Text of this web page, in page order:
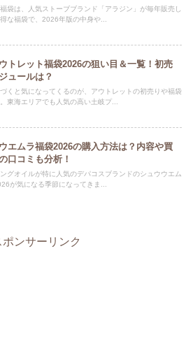
袋は、人気ストーブブランド「アラジン」が毎年販売し
な福袋で、2026年版の中身や...
トレット福袋2026の狙い目＆一覧！初売
ュールは？
くと気になってくるのが、アウトレットの初売りや福袋
東海エリアでも人気の高い土岐プ...
エムラ福袋2026の購入方法は？内容や買
口コミも分析！
グオイルが特に人気のデパコスブランドのシュウウエム
が気になる季節になってきま...
ポンサーリンク